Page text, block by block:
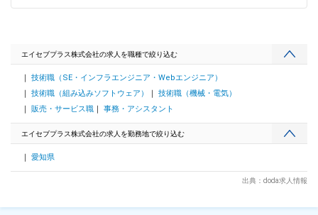
なります。 ■部品設計をしていたが、企画開発に挑戦したいと
いう方歓迎！ 仕事は基本的には担当業務のチーフや先輩社員
のOJTによる実践訓練を通じて仕事を覚えて頂きますので、
未経験者でも車に興味のある方であれば楽しく興味を持って仕
事が進められます。 ■月1回のフォロー面談あり： 客先に行く
あり、業務状況・健康状態の確認、将来的にどのようなキャリ
アを歩みたいか、現在の悩みなどを相談できる環境です。 ■当
ます。創業から売り上げ・人員数は右肩上がりで安定的にご依
らに需要の増加を見込んでおります。 変更の範囲：会社の定
エイセブプラス株式会社の求人を職種で絞り込む
技術職（SE・インフラエンジニア・Webエンジニア）
技術職（組み込みソフトウェア）
技術職（機械・電気）
販売・サービス職
事務・アシスタント
エイセブプラス株式会社の求人を勤務地で絞り込む
愛知県
出典：doda求人情報